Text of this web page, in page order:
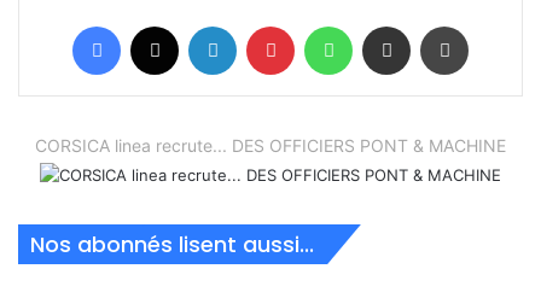
Facebook Linkedin Pinterest WhatsAppPartager par email
CORSICA linea recrute... DES OFFICIERS PONT & MACHINE
Nos abonnés lisent aussi...